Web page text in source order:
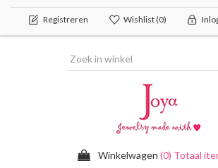
Registreren Wishlist(0)
Winkelwagen (0) Totaal